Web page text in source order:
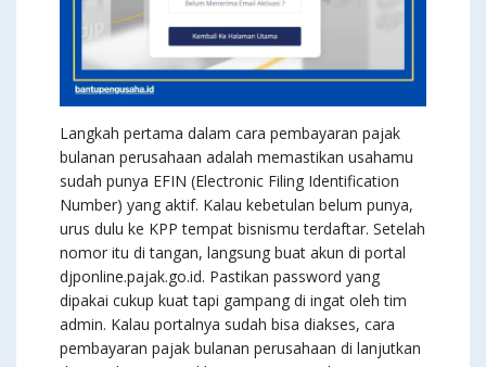
Langkah pertama dalam cara pembayaran pajak
bulanan perusahaan adalah memastikan usahamu
sudah punya EFIN (Electronic Filing Identification
Number) yang aktif. Kalau kebetulan belum punya,
urus dulu ke KPP tempat bisnismu terdaftar. Setelah
nomor itu di tangan, langsung buat akun di portal
djponline.pajak.go.id. Pastikan password yang
dipakai cukup kuat tapi gampang di ingat oleh tim
admin. Kalau portalnya sudah bisa diakses, cara
pembayaran pajak bulanan perusahaan di lanjutkan